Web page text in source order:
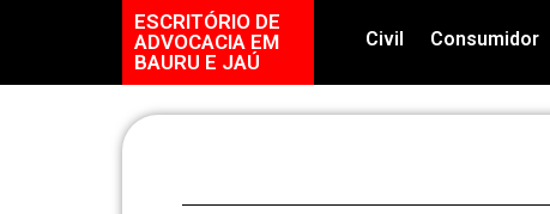
ESCRITÓRIO DE
ADVOCACIA EM
BAURU E JAÚ
Civil Consumidor